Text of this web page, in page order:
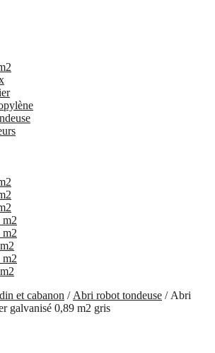
m2
m2
m2
et cabanon / Abri robot tondeuse / Abri
galvanisé 0,89 m2 gris